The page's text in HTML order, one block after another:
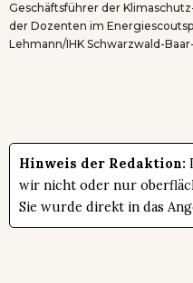
Geschäftsführer der
der Dozenten im
Lehmann/IHK Schwarzwald-
Hinweis der Redaktion:
wir nicht oder nur
Sie wurde direkt in das